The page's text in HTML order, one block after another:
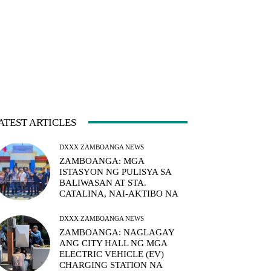
ARTICLES
DXXX ZAMBOANGA NEWS
ZAMBOANGA: MGA
ISTASYON NG PULISYA SA
BALIWASAN AT STA.
CATALINA, NAI-AKTIBO NA
DXXX ZAMBOANGA NEWS
ZAMBOANGA: NAGLAGAY
ANG CITY HALL NG MGA
ELECTRIC VEHICLE (EV)
CHARGING STATION NA